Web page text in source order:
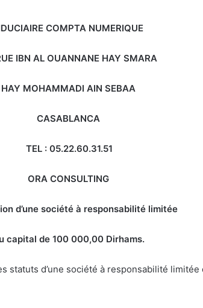
COMPTA NUMERIQUE
IBN AL OUANNANE HAY SMARA
HAY MOHAMMADI AIN SEBAA
CASABLANCA
TEL : 05.22.60.31.51
ORA CONSULTING
d’une société à responsabilité limitée
capital de 100 000,00 Dirhams.
d’une société à responsabilité limitée